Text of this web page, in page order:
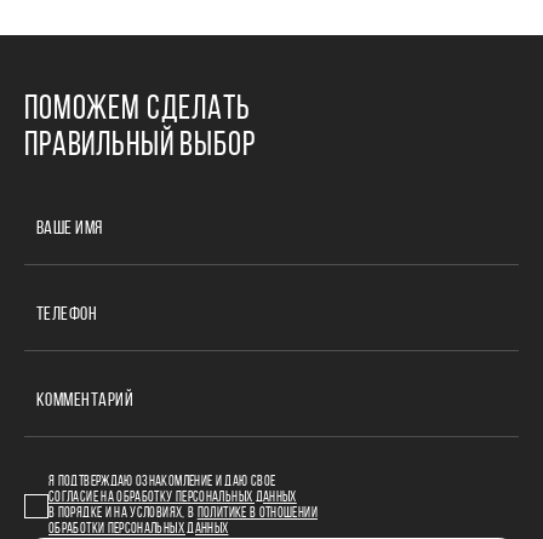
ПОМОЖЕМ СДЕЛАТЬ
ПРАВИЛЬНЫЙ ВЫБОР
ВАШЕ ИМЯ
ТЕЛЕФОН
КОММЕНТАРИЙ
Я ПОДТВЕРЖДАЮ ОЗНАКОМЛЕНИЕ И ДАЮ СВОЕ
СОГЛАСИЕ НА ОБРАБОТКУ ПЕРСОНАЛЬНЫХ ДАННЫХ
В ПОРЯДКЕ И НА УСЛОВИЯХ, В
ПОЛИТИКЕ В ОТНОШЕНИИ
ОБРАБОТКИ ПЕРСОНАЛЬНЫХ ДАННЫХ